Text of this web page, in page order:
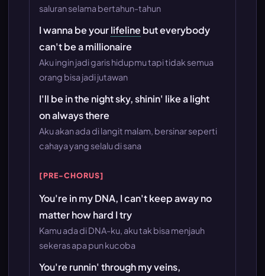
saluran selama bertahun-tahun
I wanna be yourlifeline but everybody
can't be a millionaire
Aku ingin jadi garis hidupmu tapi tidak semua
orang bisa jadi jutawan
I'll be in the night sky, shinin' like a light
on always there
Aku akan ada di langit malam, bersinar seperti
cahaya yang selalu di sana
[PRE-CHORUS]
You're in my DNA, I can't keep away no
matter how hard I try
Kamu ada di DNA-ku, aku tak bisa menjauh
sekeras apa pun kucoba
You're runnin' through my veins,